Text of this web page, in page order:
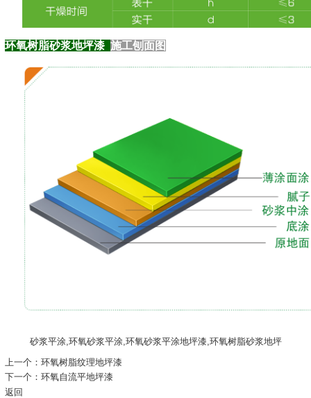
环氧树脂砂浆地坪漆施工刨面图
砂浆平涂,环氧砂浆平涂,环氧砂浆平涂地坪漆,环氧树脂砂浆地坪
上一个：环氧树脂纹理地坪漆
下一个：环氧自流平地坪漆
返回